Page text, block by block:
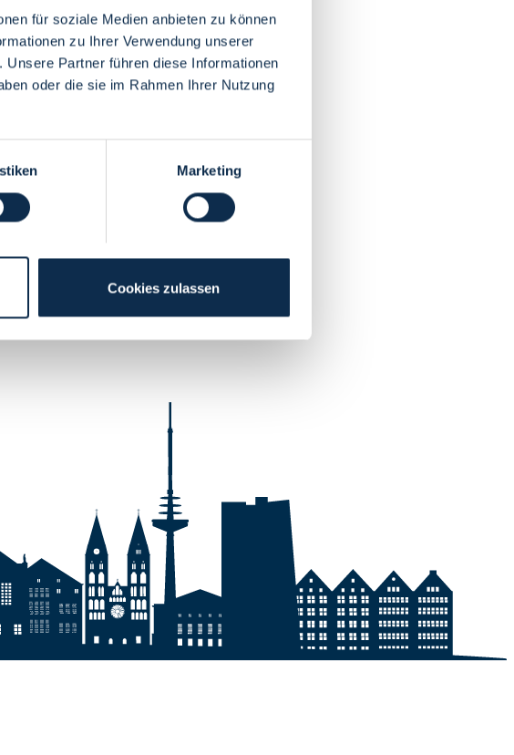
für soziale Medien anbieten zu können
zu Ihrer Verwendung unserer
Partner führen diese Informationen
oder die sie im Rahmen Ihrer Nutzung
Marketing
Cookies zulassen